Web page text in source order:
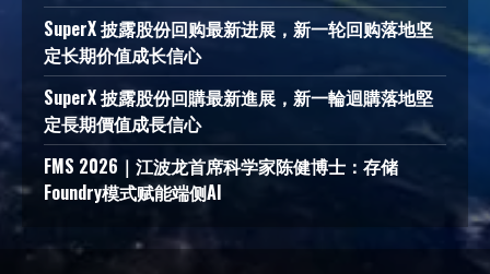
SuperX 披露股份回购最新进展，新一轮回购落地坚
定长期价值成长信心
SuperX 披露股份回購最新進展，新一輪迴購落地堅
定長期價值成長信心
FMS 2026｜江波龙首席科学家陈健博士：存储
Foundry模式赋能端侧AI